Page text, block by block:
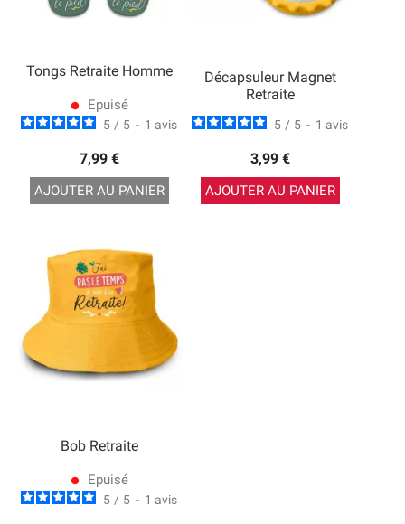
Tongs Retraite Homme
lens Epuisé
5 / 5 - 1 avis
7,99 €
AJOUTER AU PANIER
Décapsuleur Magnet
Retraite
5 / 5 - 1 avis
3,99 €
AJOUTER AU PANIER
Bob Retraite
lens Epuisé
5 / 5 - 1 avis